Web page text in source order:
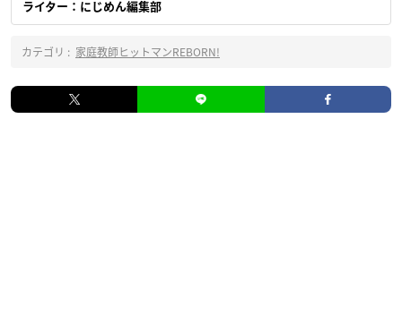
ライター：にじめん編集部
カテゴリ : 家庭教師ヒットマンREBORN!